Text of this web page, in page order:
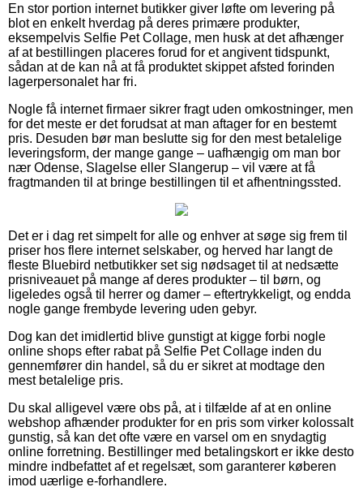
En stor portion internet butikker giver løfte om levering på
blot en enkelt hverdag på deres primære produkter,
eksempelvis Selfie Pet Collage, men husk at det afhænger
af at bestillingen placeres forud for et angivent tidspunkt,
sådan at de kan nå at få produktet skippet afsted forinden
lagerpersonalet har fri.
Nogle få internet firmaer sikrer fragt uden omkostninger, men
for det meste er det forudsat at man aftager for en bestemt
pris. Desuden bør man beslutte sig for den mest betalelige
leveringsform, der mange gange – uafhængig om man bor
nær Odense, Slagelse eller Slangerup – vil være at få
fragtmanden til at bringe bestillingen til et afhentningssted.
Det er i dag ret simpelt for alle og enhver at søge sig frem til
priser hos flere internet selskaber, og herved har langt de
fleste Bluebird netbutikker set sig nødsaget til at nedsætte
prisniveauet på mange af deres produkter – til børn, og
ligeledes også til herrer og damer – eftertrykkeligt, og endda
nogle gange frembyde levering uden gebyr.
Dog kan det imidlertid blive gunstigt at kigge forbi nogle
online shops efter rabat på Selfie Pet Collage inden du
gennemfører din handel, så du er sikret at modtage den
mest betalelige pris.
Du skal alligevel være obs på, at i tilfælde af at en online
webshop afhænder produkter for en pris som virker kolossalt
gunstig, så kan det ofte være en varsel om en snydagtig
online forretning. Bestillinger med betalingskort er ikke desto
mindre indbefattet af et regelsæt, som garanterer køberen
imod uærlige e-forhandlere.